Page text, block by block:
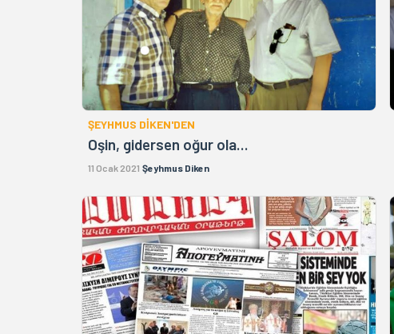
ŞEYHMUS DİKEN'DEN
Oşin, gidersen oğur ola...
11 Ocak 2021 Şeyhmus Diken